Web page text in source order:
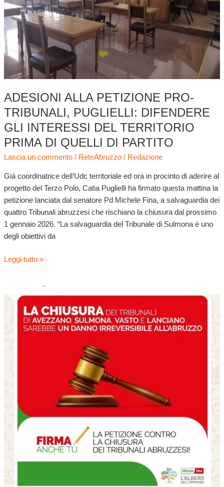
ADESIONI ALLA PETIZIONE PRO-
TRIBUNALI, PUGLIELLI: DIFENDERE
GLI INTERESSI DEL TERRITORIO
PRIMA DI QUELLI DI PARTITO
Lascia un commento / ReteAbruzzo/ Redazione
Già coordinatrice dell’Udc territoriale ed ora in procinto di aderire al
progetto del Terzo Polo, Catia Puglielli ha firmato questa mattina la
petizione lanciata dal senatore Pd Michele Fina, a salvaguardia dei
quattro Tribunali abruzzesi che rischiano la chiusura dal prossimo
1 gennaio 2026. “La salvaguardia del Tribunale di Sulmona é uno
degli obiettivi da
gli
interessi
del
territorio
prima
di
quelli
partito
Leggi tutto »
salvare,